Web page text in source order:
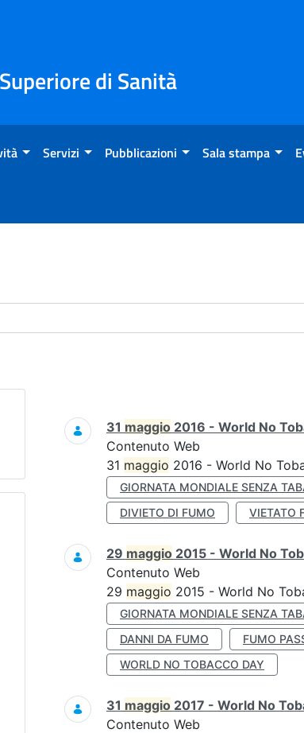
di Sanità
Servizi Pubblicazioni Sala stampa
- Eventi
Ricerca
31 maggio 2016 - World No
Contenuto Web
31 maggio 2016 - World No
GIORNATA MONDIALE SENZA
DIVIETO DI FUMO
VIETATO
29 maggio 2015 - World No
Contenuto Web
29 maggio 2015 - World No
GIORNATA MONDIALE SENZA
DANNI DA FUMO
FUMO
WORLD NO TOBACCO DAY
31 maggio 2017 - World No
Contenuto Web